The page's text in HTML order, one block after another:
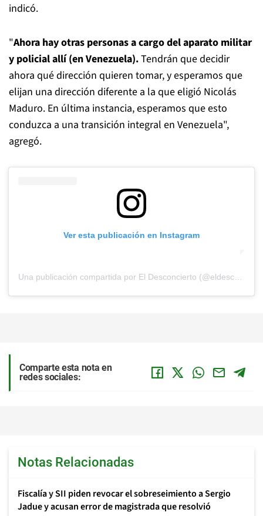
indicó.
"Ahora hay otras personas a cargo del aparato militar
y policial allí (en Venezuela).Tendrán que decidir
ahora qué dirección quieren tomar, y esperamos que
elijan una dirección diferente a la que eligió Nicolás
Maduro. En última instancia, esperamos que esto
conduzca a una transición integral en Venezuela",
agregó.
Ver esta publicación en Instagram
Comparte esta nota en
redes sociales:
Notas Relacionadas
Fiscalía y SII piden revocar el sobreseimiento a Sergio
Jadue y acusan error de magistrada que resolvió